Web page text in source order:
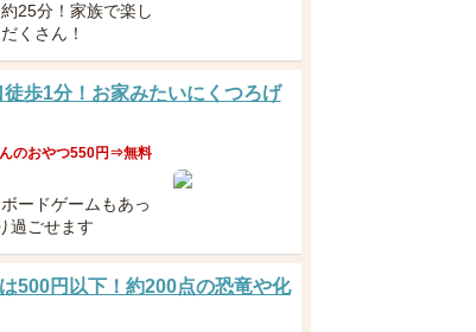
25分！家族で楽し
くさん！
歩1分！お家みたいにくつろげ
のおやつ550円⇒無料
ードゲームもあっ
過ごせます
500円以下！約200点の恐竜や化